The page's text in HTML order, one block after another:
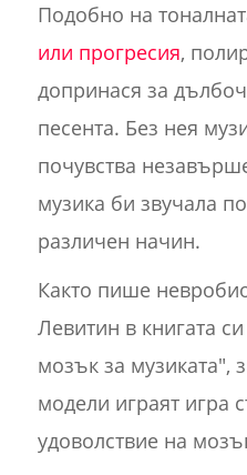
Подобно на
или прогресия,
допринася за
песента. Без нея
почувства
музика би звучала
различен начин.
Както пише
Левитин в книгата
мозък за музиката",
модели играят игра
удоволствие на